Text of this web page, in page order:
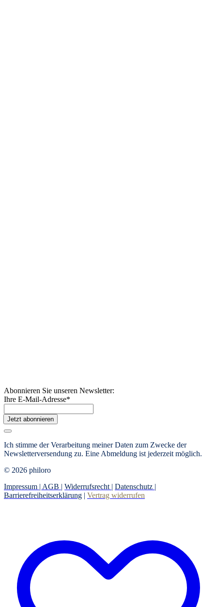
Abonnieren Sie unseren Newsletter:
Ihre E-Mail-Adresse*
Jetzt abonnieren
Ich stimme der Verarbeitung meiner Daten zum Zwecke der
Newsletterversendung zu. Eine Abmeldung ist jederzeit möglich.
© 2026 philoro
Impressum | AGB | Widerrufsrecht | Datenschutz |
Barrierefreiheitserklärung | Vertrag widerrufen